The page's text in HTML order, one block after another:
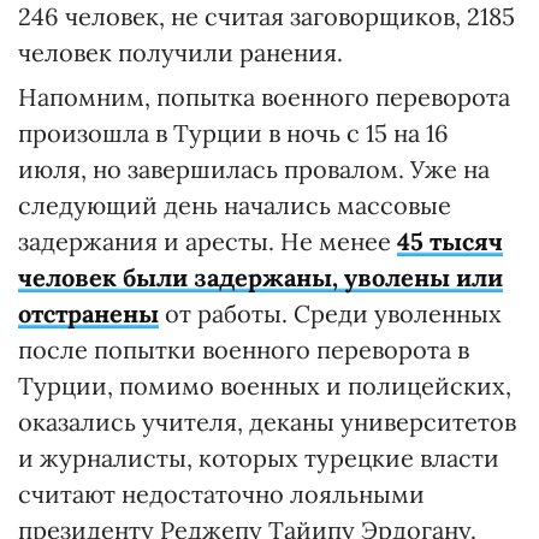
246 человек, не считая заговорщиков, 2185
человек получили ранения.
Напомним, попытка военного переворота
произошла в Турции в ночь с 15 на 16
июля, но завершилась провалом. Уже на
следующий день начались массовые
задержания и аресты. Не менее 45 тысяч
человек были задержаны, уволены или
отстранены от работы. Среди уволенных
после попытки военного переворота в
Турции, помимо военных и полицейских,
оказались учителя, деканы университетов
и журналисты, которых турецкие власти
считают недостаточно лояльными
президенту Реджепу Тайипу Эрдогану.